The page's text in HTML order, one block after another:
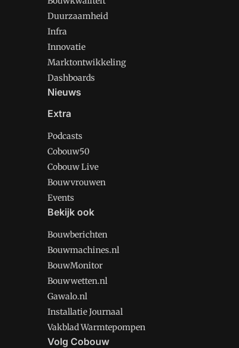
Duurzaamheid
Infra
Innovatie
Marktontwikkeling
Dashboards
Nieuws
Extra
Podcasts
Cobouw50
Cobouw Live
Bouwvrouwen
Events
Bekijk ook
Bouwberichten
Bouwmachines.nl
BouwMonitor
Bouwwetten.nl
Gawalo.nl
Installatie Journaal
Vakblad Warmtepompen
Volg Cobouw